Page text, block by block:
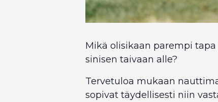
Mikä olisikaan parempi
sinisen taivaan alle?
Tervetuloa mukaan
sopivat täydellisesti niin